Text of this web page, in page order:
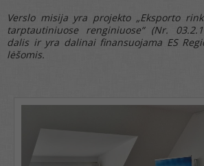
Verslo misija yra projekto „Eksporto
tarptautiniuose renginiuose“ (Nr. 03.2.1-
dalis ir yra dalinai finansuojama ES
lėšomis.